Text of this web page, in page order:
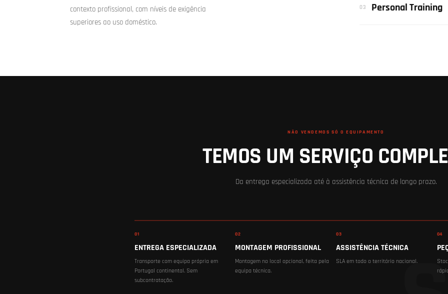
contexto profissional, com níveis de exigência
superiores ao uso doméstico.
03 Personal Training
NÃO VENDEMOS SÓ O EQUIPAMENTO
TEMOS UM SERVIÇO
Da entrega especializada até à assistência técnica de longo prazo.
01
ENTREGA ESPECIALIZADA
Transporte com equipa própria em
Portugal continental. Sem
subcontratação.
02
MONTAGEM PROFISSIONAL
Montagem no local opcional, feita pela
equipa técnica.
03
ASSISTÊNCIA TÉCNICA
SLA em todo o território nacional.
04